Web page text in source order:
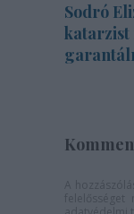
Sodró